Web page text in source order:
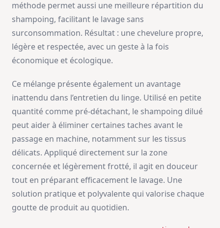
méthode permet aussi une meilleure répartition du
shampoing, facilitant le lavage sans
surconsommation. Résultat : une chevelure propre,
légère et respectée, avec un geste à la fois
économique et écologique.
Ce mélange présente également un avantage
inattendu dans l’entretien du linge. Utilisé en petite
quantité comme pré-détachant, le shampoing dilué
peut aider à éliminer certaines taches avant le
passage en machine, notamment sur les tissus
délicats. Appliqué directement sur la zone
concernée et légèrement frotté, il agit en douceur
tout en préparant efficacement le lavage. Une
solution pratique et polyvalente qui valorise chaque
goutte de produit au quotidien.